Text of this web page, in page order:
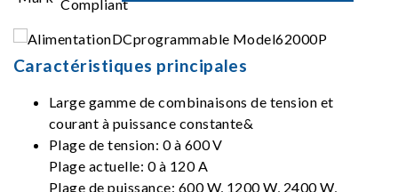
Caractéristiques principales
Large gamme de combinaisons de tension et
courant à puissance constante&
Plage de tension: 0 à 600 V
Plage actuelle: 0 à 120 A
Plage de puissance: 600 W, 1200 W, 2400 W,